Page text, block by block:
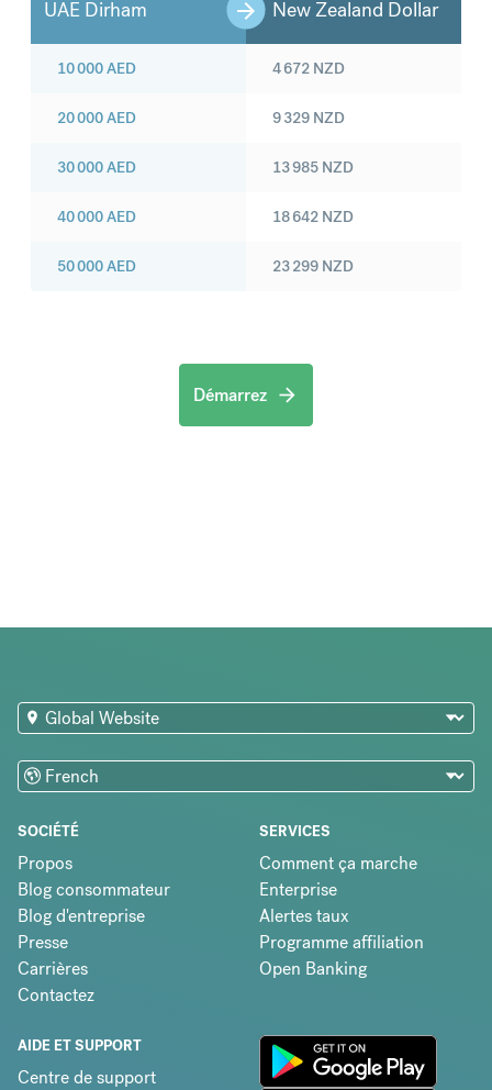
UAE Dirham New Zealand Dollar
10 000AED
20 000AED
30 000AED
40 000AED
50 000AED
4 672 NZD
9 329 NZD
13 985 NZD
18 642 NZD
23 299 NZD
Démarrez
SOCIÉTÉ
Propos
Blog consommateur
Blog d'entreprise
Presse
Carrières
Contactez
SERVICES
Comment ça marche
Enterprise
Alertes taux
Programme affiliation
Open Banking
AIDE ET SUPPORT
Centre de support